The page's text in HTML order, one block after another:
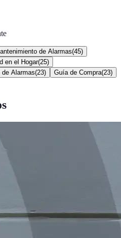
de Alarmas(45)
en el Hogar(25)
de Alarmas(23) Guía de Compra(23)